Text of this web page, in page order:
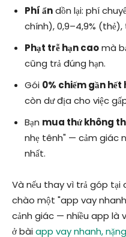
Phí ẩndồn lại: phí
chính), 0,9–4,9%
Phạt trễ hạn caomà
cũng trả đúng hạn.
Gói 0% chiếm gần hết
còn dư địa cho việc
Bạn mua thứ không
nhẹ tênh" — cảm giác
nhất.
Và nếu thay vì trả góp tại
chào một "app vay
cảnh giác — nhiều app là
ở bàiapp vay nhanh,